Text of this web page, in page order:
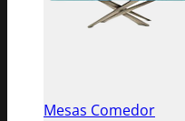
Mesas Comedor